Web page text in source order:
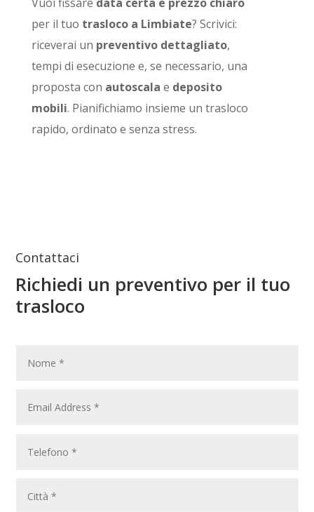
per il tuo trasloco a Limbiate? Scrivici:
riceverai un preventivo dettagliato,
tempi di esecuzione e, se necessario, una
proposta con autoscala e deposito
mobili. Pianifichiamo insieme un trasloco
rapido, ordinato e senza stress.
Contattaci
Richiedi un preventivo per il tuo
trasloco